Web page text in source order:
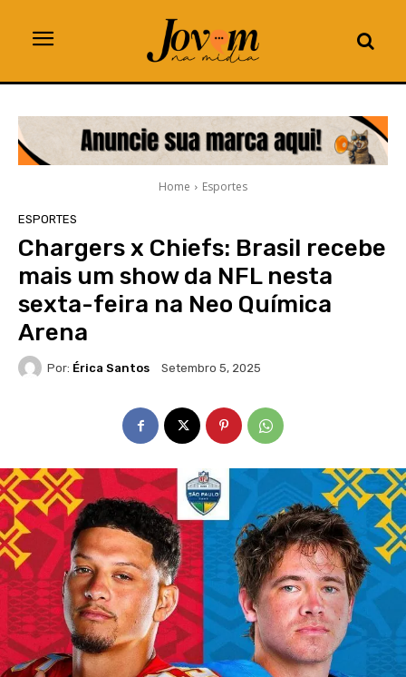
Home Esportes
ESPORTES
Chargers x Chiefs: Brasil recebe
mais um show da NFL nesta
sexta-feira na Neo Química
Arena
Por: Érica Santos Setembro 5, 2025